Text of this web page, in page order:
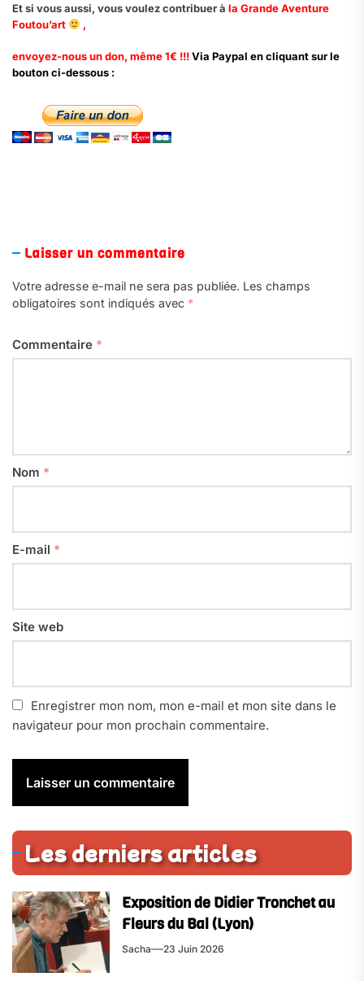
Et si vous aussi, vous voulez contribuer à la Grande Aventure
Foutou’art
,
envoyez-nous un don, même 1€ !!!Via Paypal en cliquant sur le
bouton ci-dessous :
Laisser un commentaire
Votre adresse e-mail ne sera pas publiée. Les champs
obligatoires sont indiqués avec *
Commentaire *
Nom *
E-mail *
Site web
Enregistrer mon nom, mon e-mail et mon site dans le
navigateur pour mon prochain commentaire.
Les derniers articles
Exposition de Didier Tronchet au
Fleurs du Bal (Lyon)
Sacha 23 Juin 2026